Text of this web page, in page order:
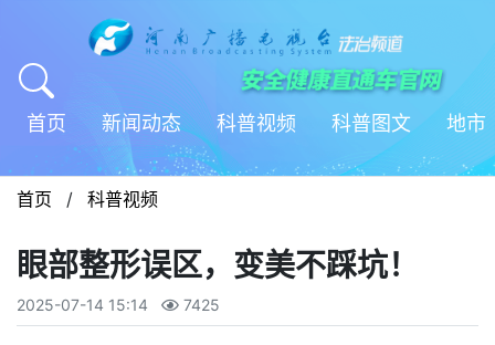
首页 新闻动态 科普视频 科普图文 地市
首页 / 科普视频
眼部整形误区，变美不踩坑！
2025-07-14 15:14 7425